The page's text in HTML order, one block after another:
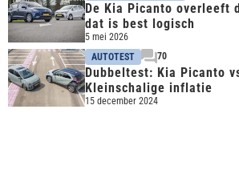
De Kia Picanto overleeft
dat is best logisch
5 mei 2026
AUTOTEST
70
Dubbeltest: Kia Picanto
Kleinschalige inflatie
15 december 2024